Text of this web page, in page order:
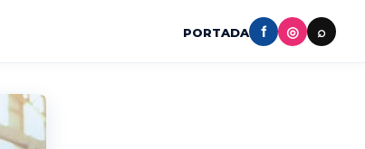
PORTADA f ◎ ⌕